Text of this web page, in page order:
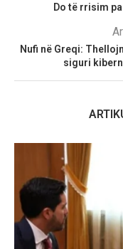
Do të rrisim
Nufi në Greqi:
siguri